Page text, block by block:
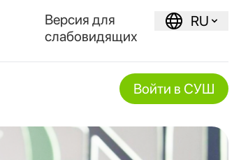
Версия для
слабовидящих
RU
Войти в СУШ